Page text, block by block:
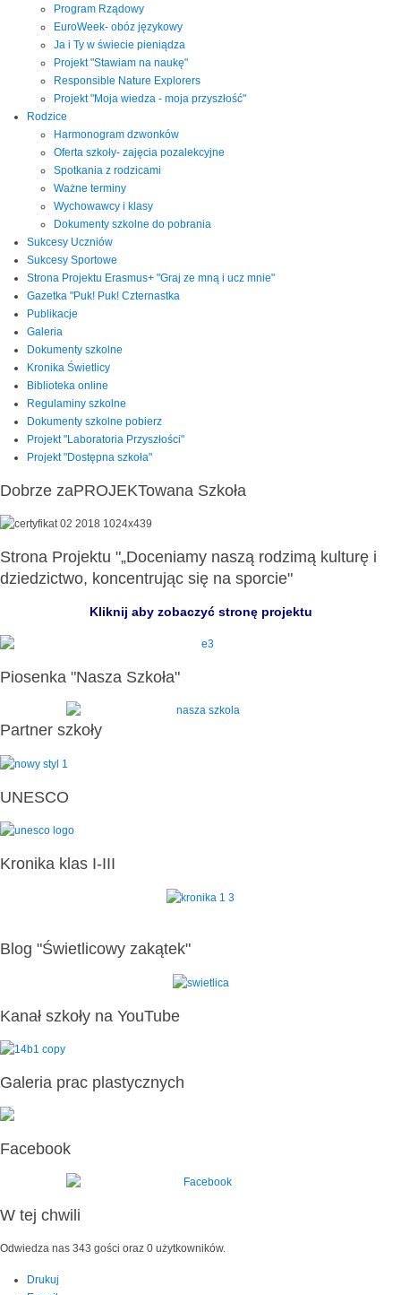
Program Rządowy
EuroWeek- obóz językowy
Ja i Ty w świecie pieniądza
Projekt "Stawiam na naukę"
Responsible Nature Explorers
Projekt "Moja wiedza - moja przyszłość"
Rodzice
Harmonogram dzwonków
Oferta szkoły- zajęcia pozalekcyjne
Spotkania z rodzicami
Ważne terminy
Wychowawcy i klasy
Dokumenty szkolne do pobrania
Sukcesy Uczniów
Sukcesy Sportowe
Strona Projektu Erasmus+ "Graj ze mną i ucz mnie"
Gazetka "Puk! Puk! Czternastka
Publikacje
Galeria
Dokumenty szkolne
Kronika Świetlicy
Biblioteka online
Regulaminy szkolne
Dokumenty szkolne pobierz
Projekt "Laboratoria Przyszłości"
Projekt "Dostępna szkoła"
Dobrze zaPROJEKTowana Szkoła
Strona Projektu "„Doceniamy naszą rodzimą kulturę i
dziedzictwo, koncentrując się na sporcie"
Kliknij aby zobaczyć stronę projektu
Piosenka "Nasza Szkoła"
Partner szkoły
UNESCO
Kronika klas I-III
Blog "Świetlicowy zakątek"
Kanał szkoły na YouTube
Galeria prac plastycznych
Facebook
W tej chwili
Odwiedza nas 343 gości oraz 0 użytkowników.
Drukuj